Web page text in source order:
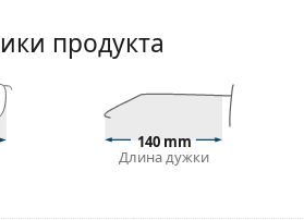
в оригинальном футляре.
идеально подходит для
с тканевым мешочком вместо
очков, чтобы найти
, если вам нужна помощь в
Перед использованием
продукта
140 mm
Длина дужки